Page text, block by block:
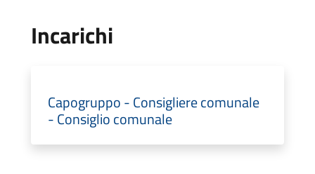
Incarichi
Capogruppo - Consigliere comunale
- Consiglio comunale